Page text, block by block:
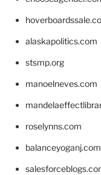
alaskapolitics.com
stsmp.org
manoelneves.com
roselynns.com
balanceyoganj.com